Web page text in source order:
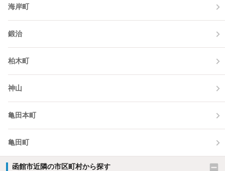
海岸町
鍛治
柏木町
神山
亀田本町
亀田町
函館市近隣の市区町村から探す